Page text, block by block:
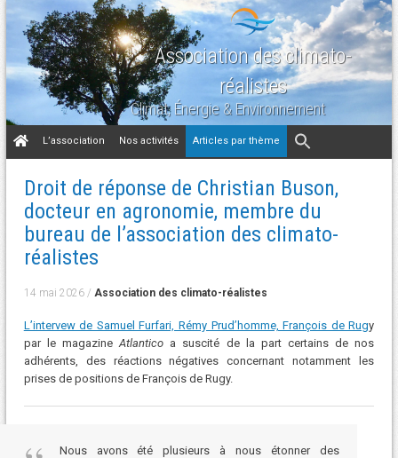
Association des climato-
réalistes
Climat, Énergie & Environnement
Aller
au
L’association Nos activités Articles par thème
Droit de réponse de Christian Buson,
docteur en agronomie, membre du
bureau de l’association des climato-
réalistes
14 mai 2026/ Association des climato-réalistes
L’intervew de Samuel Furfari, Rémy Prud’homme, François de Rugy
par le magazineAtlantico a suscité de la part certains de nos
adhérents, des réactions négatives concernant notamment les
prises de positions de François de Rugy.
Nous avons été plusieurs à nous étonner des